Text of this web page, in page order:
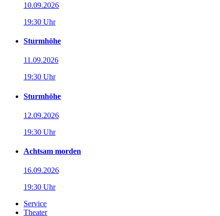
10.09.2026
19:30 Uhr
Sturmhöhe
11.09.2026
19:30 Uhr
Sturmhöhe
12.09.2026
19:30 Uhr
Achtsam morden
16.09.2026
19:30 Uhr
Service
Theater